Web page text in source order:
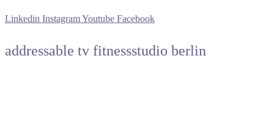
Linkedin InstagramYoutube Facebook
addressable tv fitnessstudio berlin